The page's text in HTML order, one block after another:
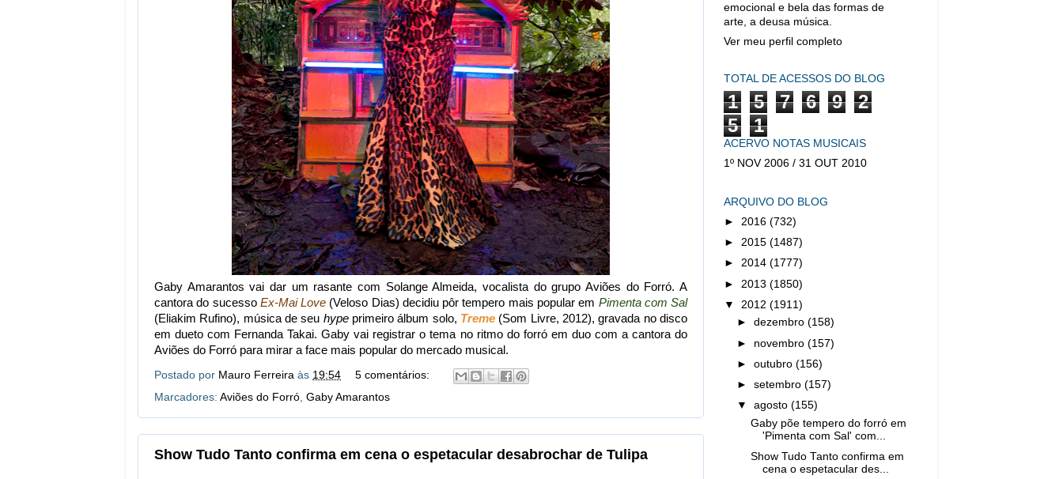
Gaby Amarantos vai dar um rasante com Solange Almeida, vocalista do grupo Aviões do Forró. A
cantora do sucesso Ex-Mai Love (Veloso Dias) decidiu pôr tempero mais popular em Pimenta com Sal
(Eliakim Rufino), música de seu hypeprimeiro álbum solo, Treme (Som Livre, 2012), gravada no disco
em dueto com Fernanda Takai. Gaby vai registrar o tema no ritmo do forró em duo com a cantora do
Aviões do Forró para mirar a face mais popular do mercado musical.
Postado por Mauro Ferreira às 19:54
5 comentários:
Marcadores: Aviões do Forró, Gaby Amarantos
Show Tudo Tanto confirma em cena o espetacular desabrochar de Tulipa
emocional e bela das formas de
arte, a deusa música.
Ver meu perfil completo
TOTAL DE ACESSOS DO BLOG
1 5 7 6 9
2
5
1
ACERVO NOTAS MUSICAIS
1º NOV 2006 / 31 OUT 2010
ARQUIVO DO BLOG
► 2016 (732)
► 2015 (1487)
► 2014 (1777)
► 2013 (1850)
▼ 2012 (1911)
►dezembro(158)
► novembro(157)
►outubro(156)
►setembro(157)
▼agosto(155)
Gaby põe tempero do forró em
'Pimenta com Sal' com...
Show Tudo Tanto confirma em
cena o espetacular des...